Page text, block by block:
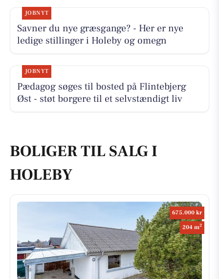
JOBNYT
Savner du nye græsgange? - Her er nye
ledige stillinger i Holeby og omegn
JOBNYT
Pædagog søges til bosted på Flintebjerg
Øst - støt borgere til et selvstændigt liv
BOLIGER TIL SALG I
HOLEBY
675.000 kr
204 m2